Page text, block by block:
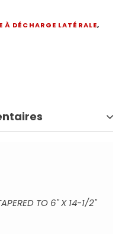
À DÉCHARGE LATÉRALE,
TO 6" X 14-1/2"